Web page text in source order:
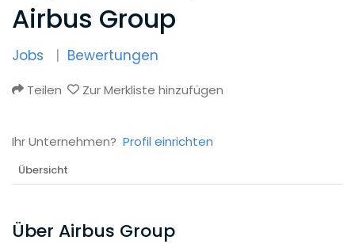
Airbus Group
Jobs Bewertungen
Teilen Zur Merkliste hinzufügen
Ihr Unternehmen? Profil einrichten
Übersicht
Über Airbus Group